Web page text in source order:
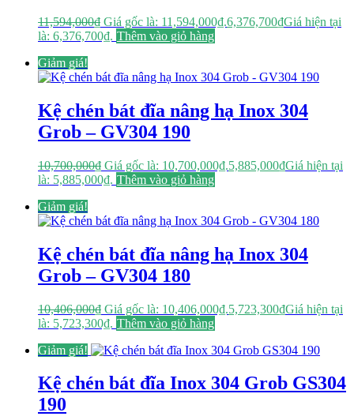
11,594,000₫ Giá gốc là: 11,594,000₫.6,376,700₫Giá hiện tại
là: 6,376,700₫. Thêm vào giỏ hàng
Giảm giá!
Kệ chén bát đĩa nâng hạ Inox 304
Grob – GV304 190
10,700,000₫ Giá gốc là: 10,700,000₫.5,885,000₫Giá hiện tại
là: 5,885,000₫. Thêm vào giỏ hàng
Giảm giá!
Kệ chén bát đĩa nâng hạ Inox 304
Grob – GV304 180
10,406,000₫ Giá gốc là: 10,406,000₫.5,723,300₫Giá hiện tại
là: 5,723,300₫. Thêm vào giỏ hàng
Giảm giá!
Kệ chén bát đĩa Inox 304 Grob GS304
190